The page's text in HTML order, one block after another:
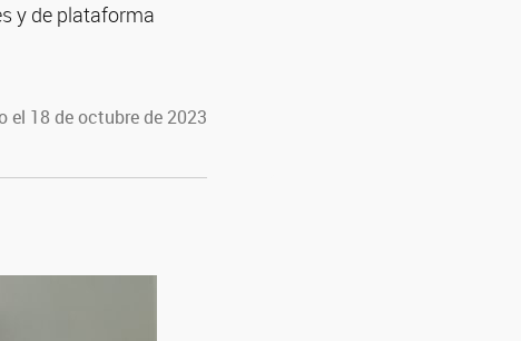
y de plataforma
el 18 de octubre de 2023